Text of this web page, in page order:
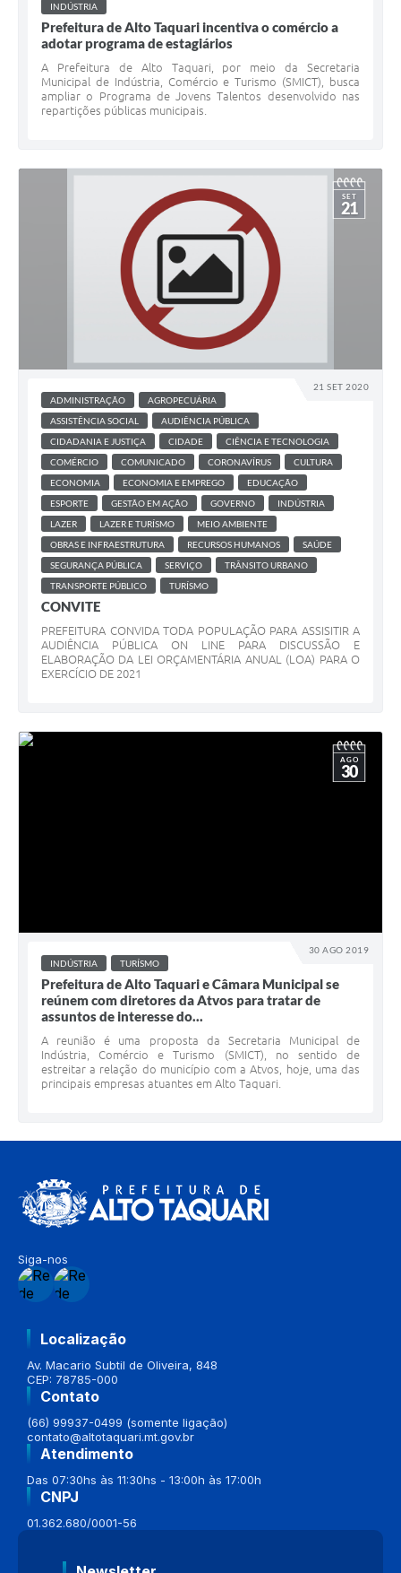
INDÚSTRIA
Prefeitura de Alto Taquari incentiva o comércio a
adotar programa de estagiários
A Prefeitura de Alto Taquari, por meio da Secretaria
Municipal de Indústria, Comércio e Turismo (SMICT), busca
ampliar o Programa de Jovens Talentos desenvolvido nas
repartições públicas municipais.
21 SET 2020
SET
21
ADMINISTRAÇÃO
AGROPECUÁRIA
ASSISTÊNCIA SOCIAL
AUDIÊNCIA PÚBLICA
CIDADANIA E JUSTIÇA
CIDADE
CIÊNCIA E TECNOLOGIA
COMÉRCIO
COMUNICADO CORONAVÍRUS
CULTURA
ECONOMIA
ECONOMIA E EMPREGO
EDUCAÇÃO
ESPORTE
GESTÃO EM AÇÃO GOVERNO
INDÚSTRIA
LAZER
LAZER E TURÍSMO
MEIO AMBIENTE
OBRAS E INFRAESTRUTURA
RECURSOS HUMANOS
SAÚDE
SEGURANÇA PÚBLICA
SERVIÇO
TRÂNSITO URBANO
TRANSPORTE PÚBLICO
TURÍSMO
CONVITE
PREFEITURA CONVIDA TODA POPULAÇÃO PARA ASSISITIR A
AUDIÊNCIA PÚBLICA ON LINE PARA DISCUSSÃO E
ELABORAÇÃO DA LEI ORÇAMENTÁRIA ANUAL (LOA) PARA O
EXERCÍCIO DE 2021
30 AGO 2019
AGO
30
INDÚSTRIA TURÍSMO
Prefeitura de Alto Taquari e Câmara Municipal se
reúnem com diretores da Atvos para tratar de
assuntos de interesse do...
A reunião é uma proposta da Secretaria Municipal de
Indústria, Comércio e Turismo (SMICT), no sentido de
estreitar a relação do município com a Atvos, hoje, uma das
principais empresas atuantes em Alto Taquari.
Siga-nos
Localização
Av. Macario Subtil de Oliveira, 848
CEP: 78785-000
Contato
(66) 99937-0499 (somente ligação)
contato@altotaquari.mt.gov.br
Atendimento
Das 07:30hs às 11:30hs - 13:00h às 17:00h
CNPJ
01.362.680/0001-56